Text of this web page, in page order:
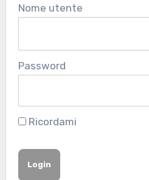
Nome utente
Password
Ricordami